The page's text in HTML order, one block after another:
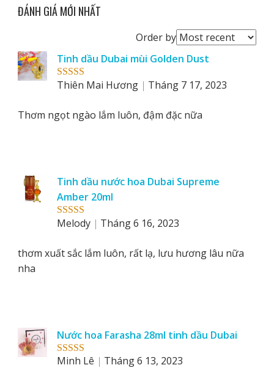
ĐÁNH GIÁ MỚI NHẤT
Order byOrder
reviews
by
Rated5 out
Tinh dầu Dubai mùi Golden Dust
Thiên Mai Hương
Tháng 7 17, 2023
Thơm ngọt ngào lắm luôn, đậm đặc nữa
Rated5out
Tinh dầu nước hoa Dubai Supreme
Amber 20ml
Melody
Tháng 6 16, 2023
thơm xuất sắc lắm luôn, rất lạ, lưu hương lâu nữa
nha
Rated 5out
Nước hoa Farasha 28ml tinh dầu Dubai
Minh Lê
Tháng 6 13, 2023